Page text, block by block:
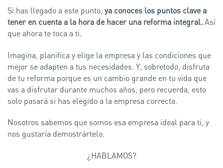
Si has llegado a este punto, ya conoces los puntos clave a
tener en cuenta a la hora de hacer una reforma integral.Así
que ahora te toca a ti.
Imagina, planifica y elige la empresa y las condiciones que
mejor se adapten a tus necesidades. Y, sobretodo, disfruta
de tu reforma porque es un cambio grande en tu vida que
vas a disfrutar durante muchos años, pero recuerda, esto
solo pasará si has elegido a la empresa correcta.
Nosotros sabemos que somos esa empresa ideal para ti, y
nos gustaría demostrártelo.
¿HABLAMOS?